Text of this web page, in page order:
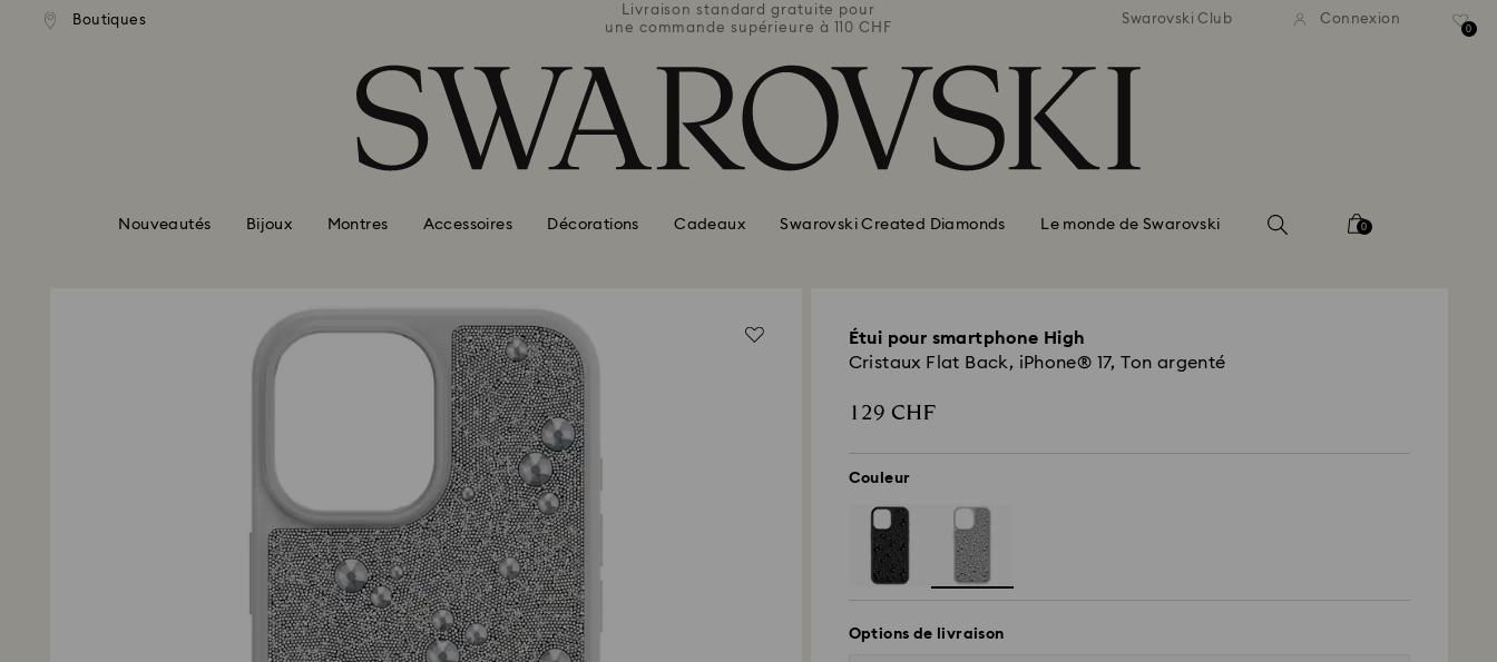
Accesskeys list
Boutiques
standard gratuite pour
supérieure à 110 CHF
Livraison standard gratuite pour
une commande supérieure à 110 CHF
Livraison standard gratuite pour
une commande supérieure à 110 CHF
Livraison standard
une commande supérieure à
Swarovski Club Connexion
0
Nouveautés Bijoux Montres Accessoires Décorations Cadeaux Swarovski Created Diamonds Le monde de Swarovski 0
Étui pour smartphone High
Cristaux Flat Back, iPhone® 17, Ton argenté
129 CHF
Couleur
Options de livraison